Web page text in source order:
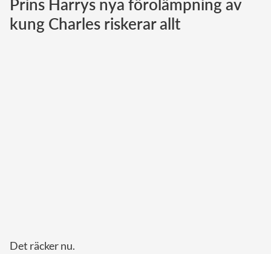
Norska kungahuset
Prins Harrys nya förolämpning av
kung Charles riskerar allt
Det räcker nu.